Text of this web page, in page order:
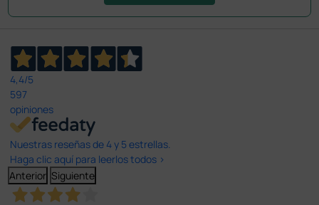
4,4/5
597
opiniones
Nuestras reseñas de 4 y 5 estrellas.
Haga clic aquí para leerlos todos >
Anterior Siguiente